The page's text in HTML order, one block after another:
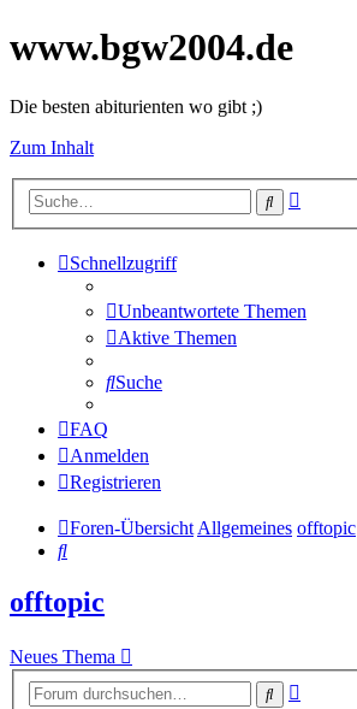
www.bgw2004.de
Die besten abiturienten wo gibt ;)
Zum Inhalt
Suche
Schnellzugriff
Unbeantwortete Themen
Aktive Themen
Suche
FAQ
Anmelden
Registrieren
Foren-ÜbersichtAllgemeines offtopic
Suche
offtopic
Neues Thema
Suche